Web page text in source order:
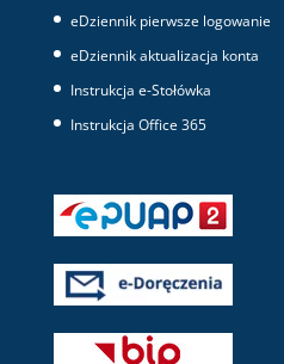
eDziennik pierwsze logowanie
eDziennik aktualizacja konta
Instrukcja e-Stołówka
Instrukcja Office 365